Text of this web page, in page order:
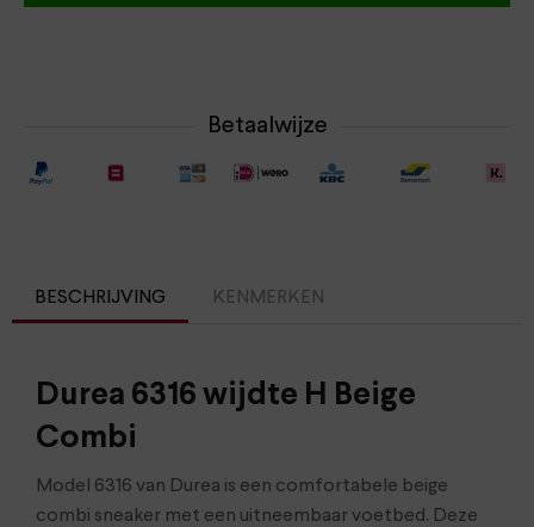
Betaalwijze
BESCHRIJVING KENMERKEN
Durea 6316 wijdte H Beige
Combi
Model 6316 van Durea is een comfortabele beige
combi sneaker met een uitneembaar voetbed. Deze